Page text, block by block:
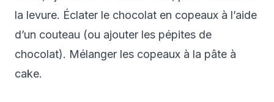
la levure. Éclater le chocolat en copeaux à l’aide
d’un couteau (ou ajouter les pépites de
chocolat). Mélanger les copeaux à la pâte à
cake.